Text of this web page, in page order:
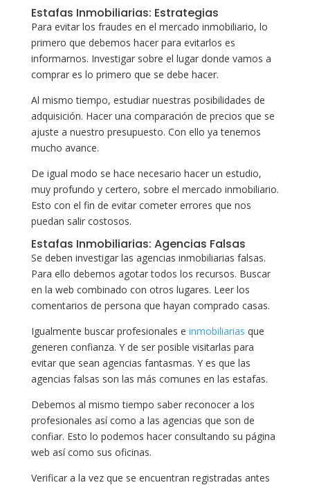
Estafas Inmobiliarias: Estrategias
Para evitar los fraudes en el mercado inmobiliario, lo
primero que debemos hacer para evitarlos es
informarnos. Investigar sobre el lugar donde vamos a
comprar es lo primero que se debe hacer.
Al mismo tiempo, estudiar nuestras posibilidades de
adquisición. Hacer una comparación de precios que se
ajuste a nuestro presupuesto. Con ello ya tenemos
mucho avance.
De igual modo se hace necesario hacer un estudio,
muy profundo y certero, sobre el mercado inmobiliario.
Esto con el fin de evitar cometer errores que nos
puedan salir costosos.
Estafas Inmobiliarias: Agencias Falsas
Se deben investigar las agencias inmobiliarias falsas.
Para ello debemos agotar todos los recursos. Buscar
en la web combinado con otros lugares. Leer los
comentarios de persona que hayan comprado casas.
Igualmente buscar profesionales e inmobiliarias que
generen confianza. Y de ser posible visitarlas para
evitar que sean agencias fantasmas. Y es que las
agencias falsas son las más comunes en las estafas.
Debemos al mismo tiempo saber reconocer a los
profesionales así como a las agencias que son de
confiar. Esto lo podemos hacer consultando su página
web así como sus oficinas.
Verificar a la vez que se encuentran registradas antes